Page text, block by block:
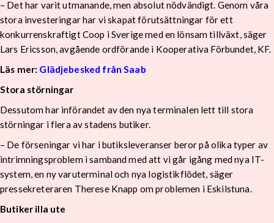
– Det har varit utmanande, men absolut nödvändigt. Genom våra
stora investeringar har vi skapat förutsättningar för ett
konkurrenskraftigt Coop i Sverige med en lönsam tillväxt, säger
Lars Ericsson, avgående ordförande i Kooperativa Förbundet, KF.
Läs mer: Glädjebesked från Saab
Stora störningar
Dessutom har införandet av den nya terminalen lett till stora
störningar i flera av stadens butiker.
– De förseningar vi har i butiksleveranser beror på olika typer av
intrimningsproblem i samband med att vi går igång med nya IT-
system, en ny varuterminal och nya logistikflödet, säger
pressekreteraren Therese Knapp om problemen i Eskilstuna.
Butiker illa ute